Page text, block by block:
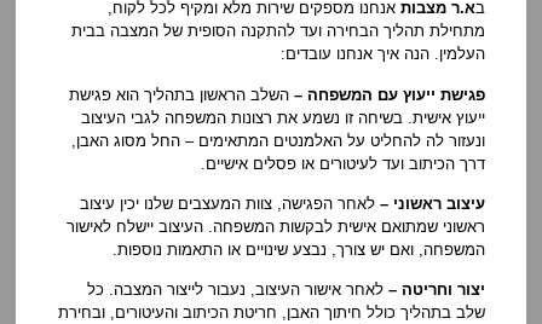
בא.ר מצבות אנחנו מספקים שירות מלא ומקיף לכל לקוח,
מתחילת תהליך הבחירה ועד להתקנה הסופית של המצבה בבית
העלמין. הנה איך אנחנו עובדים:
פגישת ייעוץ עם המשפחה –השלב הראשון בתהליך הוא פגישת
ייעוץ אישית. בשיחה זו נשמע את רצונות המשפחה לגבי העיצוב
ונעזור לה להחליט על האלמנטים המתאימים – החל מסוג האבן,
דרך הכיתוב ועד לעיטורים או פסלים אישיים.
עיצוב ראשוני –לאחר הפגישה, צוות המעצבים שלנו יכין עיצוב
ראשוני שמתואם אישית לבקשות המשפחה. העיצוב יישלח לאישור
המשפחה, ואם יש צורך, נבצע שינויים או התאמות נוספות.
יצור וחריטה –לאחר אישור העיצוב, נעבור לייצור המצבה. כל
שלב בתהליך כולל חיתוך האבן, חריטת הכיתוב והעיטורים, ובחירת